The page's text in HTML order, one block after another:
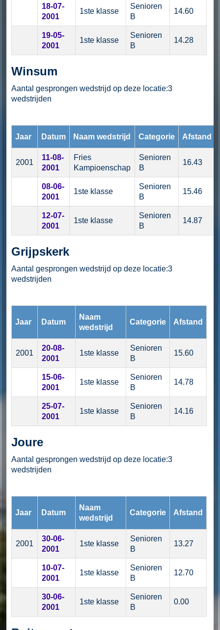
18-07-
2001
1ste klasse
Senioren
B
14.60
19-05-
2001
1ste klasse
Senioren
B
14.28
Winsum
Aantal gesprongen wedstrijd op deze locatie:3
wedstrijden
Jaar Datum Naam wedstrijd Categorie Afstand
2001
11-08-
2001
Fries
Kampioenschap
Senioren
B
16.43
08-06-
2001
1ste klasse
Senioren
B
15.46
12-07-
2001
1ste klasse
Senioren
B
14.87
Grijpskerk
Aantal gesprongen wedstrijd op deze locatie:3
wedstrijden
Jaar Datum
Naam
wedstrijd
Categorie Afstand
2001
20-08-
2001
1ste klasse
Senioren
B
15.60
15-06-
2001
1ste klasse
Senioren
B
14.78
25-07-
2001
1ste klasse
Senioren
B
14.16
Joure
Aantal gesprongen wedstrijd op deze locatie:3
wedstrijden
Jaar Datum
Naam
wedstrijd
Categorie Afstand
2001
30-06-
2001
1ste klasse
Senioren
B
13.27
10-07-
2001
1ste klasse
Senioren
B
12.70
30-06-
2001
1ste klasse
Senioren
B
0.00